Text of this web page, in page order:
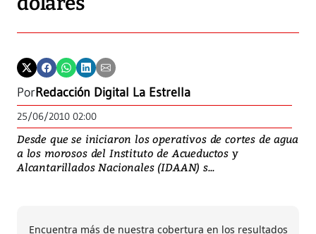
PorRedacción Digital La Estrella
25/06/2010 02:00
Desde que se iniciaron los operativos de cortes de agua
a los morosos del Instituto de Acueductos y
Alcantarillados Nacionales (IDAAN) s...
Encuentra más de nuestra cobertura en los resultados